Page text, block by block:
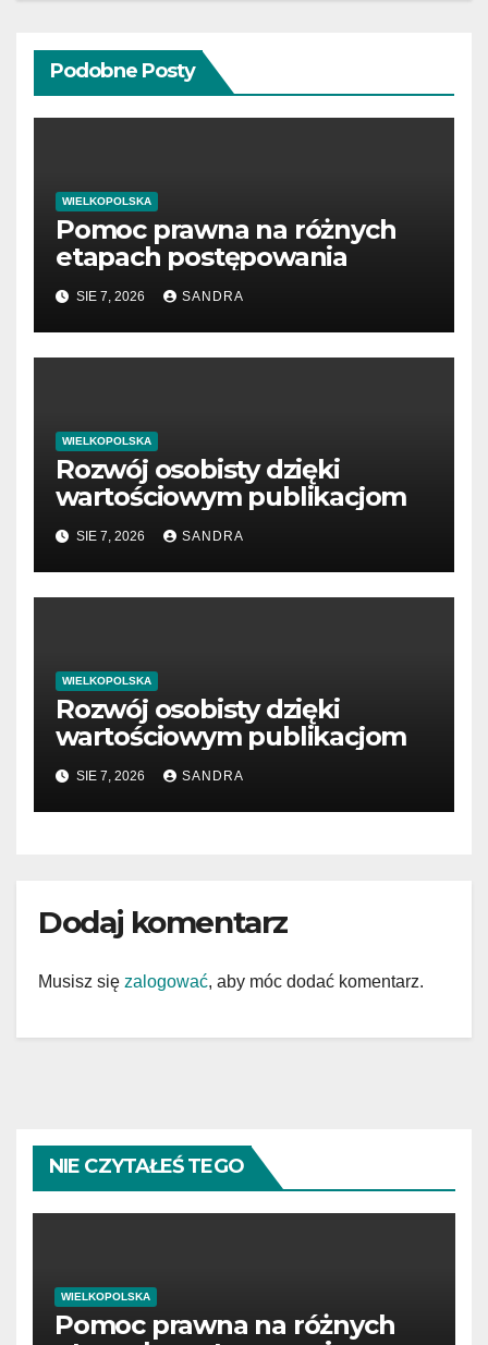
Podobne Posty
WIELKOPOLSKA
Pomoc prawna na różnych
etapach postępowania
SIE 7, 2026 SANDRA
WIELKOPOLSKA
Rozwój osobisty dzięki
wartościowym publikacjom
SIE 7, 2026 SANDRA
WIELKOPOLSKA
Rozwój osobisty dzięki
wartościowym publikacjom
SIE 7, 2026 SANDRA
Dodaj komentarz
Musisz się zalogować, aby móc dodać komentarz.
NIE CZYTAŁEŚ TEGO
WIELKOPOLSKA
Pomoc prawna na różnych